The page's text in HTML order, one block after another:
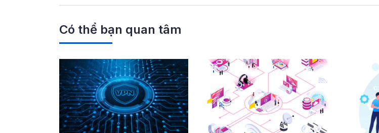
Có thể bạn quan tâm